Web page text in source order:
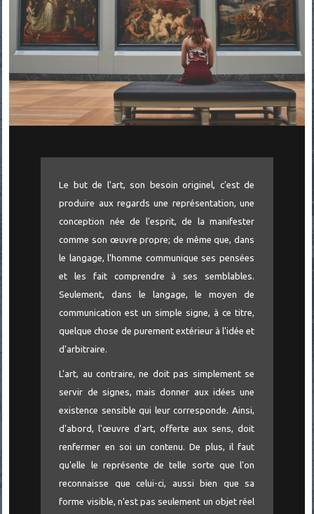
Le but de l'art, son besoin originel, c'est de
produire aux regards une représentation, une
conception née de l'esprit, de la manifester
comme son œuvre propre; de même que, dans
le langage, l'homme communique ses pensées
et les fait comprendre à ses semblables.
Seulement, dans le langage, le moyen de
communication est un simple signe, à ce titre,
quelque chose de purement extérieur à l'idée et
d'arbitraire.
L'art, au contraire, ne doit pas simplement se
servir de signes, mais donner aux idées une
existence sensible qui leur corresponde. Ainsi,
d'abord, l'œuvre d'art, offerte aux sens, doit
renfermer en soi un contenu. De plus, il faut
qu'elle le représente de telle sorte que l'on
reconnaisse que celui-ci, aussi bien que sa
forme visible, n'est pas seulement un objet réel